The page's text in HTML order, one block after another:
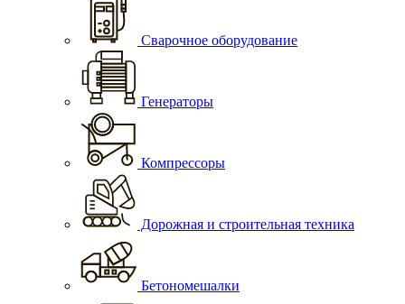
Сварочное оборудование
Генераторы
Компрессоры
Дорожная и строительная техника
Бетономешалки